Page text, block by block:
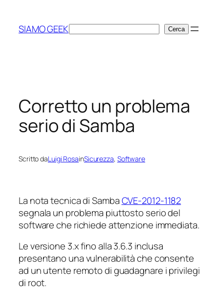
contenuto
SIAMO GEEKCerca Cerca
Corretto un problema
serio di Samba
Scritto daLuigi RosainSicurezza, Software
La nota tecnica di SambaCVE-2012-1182
segnala un problema piuttosto serio del
software che richiede attenzione immediata.
Le versione 3.x fino alla 3.6.3 inclusa
presentano una vulnerabilità che consente
ad un utente remoto di guadagnare i privilegi
di root.